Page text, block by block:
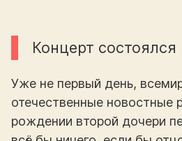
Концерт
Уже не первый день,
отечественные новостные
рождении второй дочери